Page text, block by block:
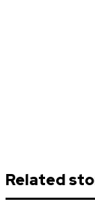
Related